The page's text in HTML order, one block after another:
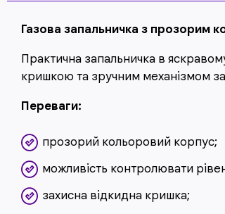
Газова запальничка з прозорим
Практична запальничка в
кришкою та зручним механізмом
Переваги:
прозорий кольоровий корпус;
можливість контролювати
захисна відкидна кришка;